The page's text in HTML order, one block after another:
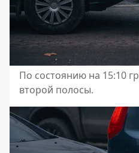
По состоянию на 15:10
второй полосы.